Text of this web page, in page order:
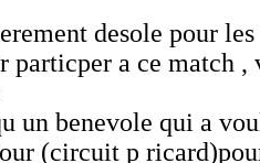
desole pour
particper a ce match ,
un benevole qui a
(circuit p